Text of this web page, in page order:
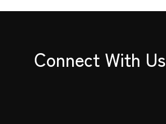
Connect With Us